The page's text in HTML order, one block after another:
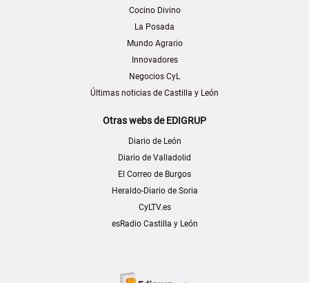
Cocino Divino
La Posada
Mundo Agrario
Innovadores
Negocios CyL
Últimas noticias de Castilla y León
Otras webs de EDIGRUP
Diario de León
Diario de Valladolid
El Correo de Burgos
Heraldo-Diario de Soria
CyLTV.es
esRadio Castilla y León